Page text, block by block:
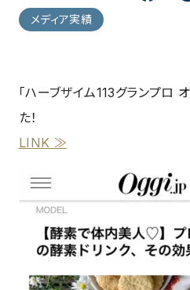
メディア実績
「ハーブザイム113グランプロ
た！
LINK ≫